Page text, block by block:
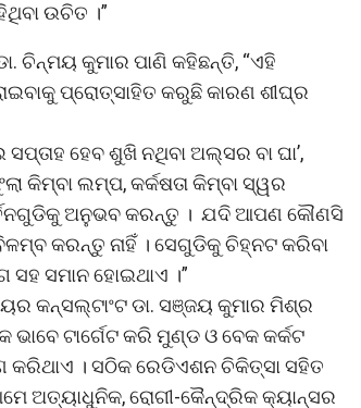
ଉଚିତ ।”
ଚିନ୍ମୟ କୁମାର ପାଣି କହିଛନ୍ତି, “ଏହି
ପ୍ରୋତ୍ସାହିତ କରୁଛି କାରଣ ଶୀଘ୍ର
ହେବ ଶୁଖି ନଥିବା ଅଲ୍‌ସର ବା ଘା’,
କିମ୍ବା ଲମ୍ପ, କର୍କଷତା କିମ୍ବା ସ୍ୱର
ଅନୁଭବ କରନ୍ତୁ । ଯଦି ଆପଣ କୌଣସି
କରନ୍ତୁ ନାହିଁ । ସେଗୁଡିକୁ ଚିହ୍ନଟ କରିବା
ସହ ସମାନ ହୋଇଥାଏ ।”
କନ୍‌ସଲ୍‌ଟାଂଟ ଡା. ସଞ୍ଜୟ କୁମାର ମିଶ୍ର
ଟାର୍ଗେଟ କରି ମୁଣ୍ଡ ଓ ବେକ କର୍କଟ
। ସଠିକ ରେଡିଏଶନ ଚିକିତ୍ସା ସହିତ
ଅତ୍ୟାଧୁନିକ, ରୋଗୀ-କୈନ୍ଦ୍ରିକ କ୍ୟାନ୍‌ସର